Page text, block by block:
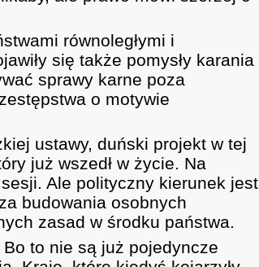
równoległymi i
się także pomysły karania
sprawy karne poza
o motywie
ustawy, duński projekt w tej
już wszedł w życie. Na
Ale polityczny kierunek jest
budowania osobnych
zasad w środku państwa.
to nie są już pojedyncze